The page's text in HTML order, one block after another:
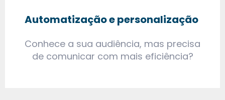
Automatização e personalização
Conhece a sua audiência, mas precisa
de comunicar com mais eficiência?